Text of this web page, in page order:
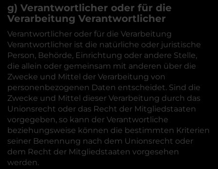
g) Verantwortlicher oder für die
Verarbeitung Verantwortlicher
Verantwortlicher oder für die Verarbeitung
Verantwortlicher ist die natürliche oder juristische
Person, Behörde, Einrichtung oder andere Stelle,
die allein oder gemeinsam mit anderen über die
Zwecke und Mittel der Verarbeitung von
personenbezogenen Daten entscheidet. Sind die
Zwecke und Mittel dieser Verarbeitung durch das
Unionsrecht oder das Recht der Mitgliedstaaten
vorgegeben, so kann der Verantwortliche
beziehungsweise können die bestimmten Kriterien
seiner Benennung nach dem Unionsrecht oder
dem Recht der Mitgliedstaaten vorgesehen
werden.